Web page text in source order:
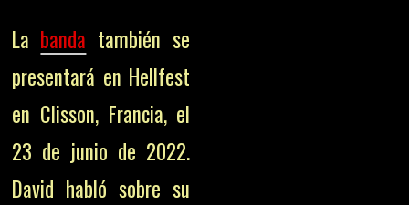
La banda también se
presentará en Hellfest
en Clisson, Francia, el
23 de junio de 2022.
David habló sobre su